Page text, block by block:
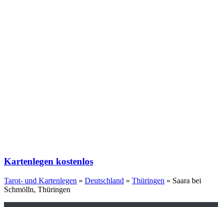
Kartenlegen kostenlos
Tarot- und Kartenlegen » Deutschland » Thüringen » Saara bei
Schmölln, Thüringen